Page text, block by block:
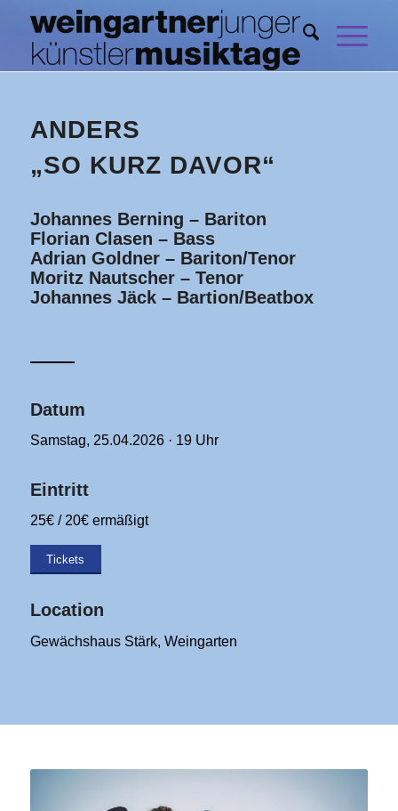
ANDERS
„SO KURZ DAVOR“
Johannes Berning – Bariton
Florian Clasen – Bass
Adrian Goldner – Bariton/Tenor
Moritz Nautscher – Tenor
Johannes Jäck – Bartion/Beatbox
Datum
Samstag, 25.04.2026 · 19 Uhr
Eintritt
25€ / 20€ ermäßigt
Tickets
Location
Gewächshaus Stärk, Weingarten